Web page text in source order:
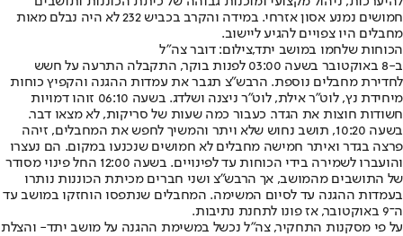
חמושים נמנע אסון אזרחי. במידה והקרב בכביש 232 לא היה נבלם מאות
מחבלים היו צפויים להגיע ליישוב.
הכוחות שלחמו במושב יתד,צילום: דובר צה"ל
ב-8 באוקטובר בשעה 03:00 לפנות בוקר, התקבלה התרעה על חשש
לחדירת מחבלים נוספת. הרבש״צ תגבר את עמדות ההגנה והקפיץ כוחות
מיחידת נץ, לוט״ר אילת, לוט״ר ניצנה ושלדג. בשעה 06:10 זוהו דמויות
חשודות חוצות את הגדר. כעבור כמה שעות של סריקות, לא מצאו דבר.
בשעה 10:20, תושב נחוש שלא ויתר והמשיך לחפש את המחבלים, זיהה
פרצה בגדר ואיתר חמישה מחבלים לא חמושים שנכנעו במקום. הם נעצרו
והועברו לשמירה בידי הכוחות עד לפינויים. בשעה 12:00 החל פינוי מסודר
של התושבים מהמושב, אך הרבש״צ ושני חברים מכיתת הכוננות נותרו
בעמדות ההגנה עד לסיום המשימה. המחבלים שנתפסו הוחזקו במושב עד
ה־9 באוקטובר, אז פונו לתחנת נתיבות.
על פי מסקנות התחקיר, צה״ל נכשל במשימת ההגנה על מושב יתד- והצלת